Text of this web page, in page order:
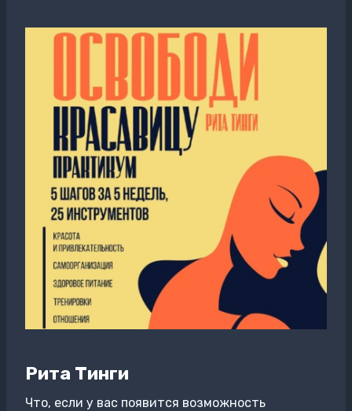
Рита Тинги
Что, если у вас появится возможность